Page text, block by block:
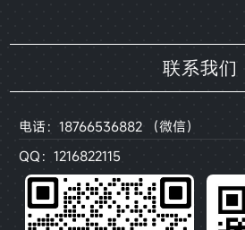
联系我们
电话：18766536882 （微信）
QQ：1216822115